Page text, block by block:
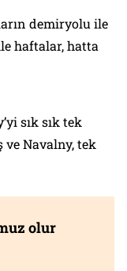
demiryolu ile
haftalar, hatta
sık sık tek
Navalny, tek
olur